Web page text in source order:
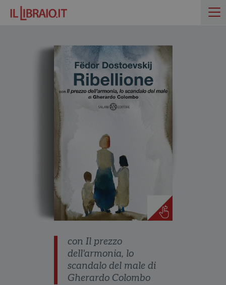
con Il prezzo
dell'armonia, lo
scandalo del male di
Gherardo Colombo